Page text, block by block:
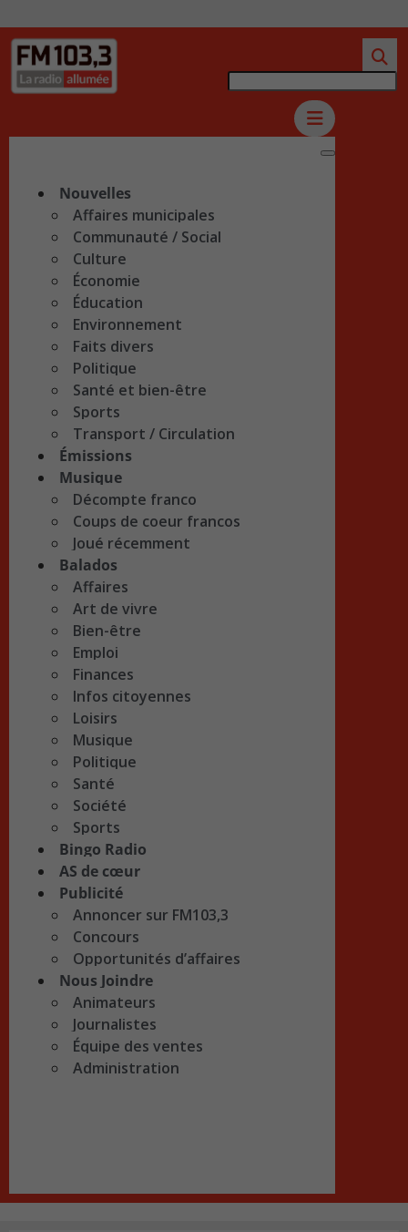
Nouvelles
Affaires municipales
Communauté / Social
Culture
Économie
Éducation
Environnement
Faits divers
Politique
Santé et bien-être
Sports
Transport / Circulation
Émissions
Musique
Décompte franco
Coups de coeur francos
Joué récemment
Balados
Affaires
Art de vivre
Bien-être
Emploi
Finances
Infos citoyennes
Loisirs
Musique
Politique
Santé
Société
Sports
Bingo Radio
AS de cœur
Publicité
Annoncer sur FM103,3
Concours
Opportunités d’affaires
Nous Joindre
Animateurs
Journalistes
Équipe des ventes
Administration